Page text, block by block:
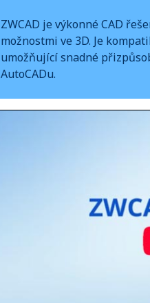
ZWCAD je výkonné CAD
možnostmi ve 3D. Je
umožňující snadné
AutoCADu.